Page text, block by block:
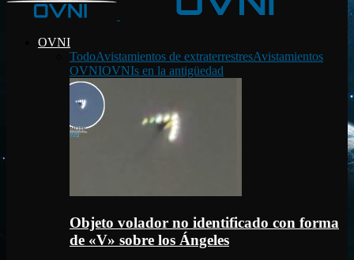
OVNI
TodoAvistamientos de extraterrestresAvistamientos
OVNIOVNIs en la antigüedad
Objeto volador no identificado con forma
de «V» sobre los Ángeles